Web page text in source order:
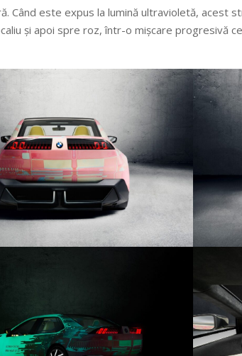
Când este expus la lumină ultravioletă, acest
și apoi spre roz, într-o mișcare progresivă